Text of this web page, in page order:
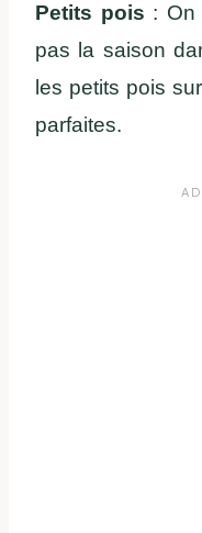
Petits pois : On
pas la saison
les petits pois
parfaites.